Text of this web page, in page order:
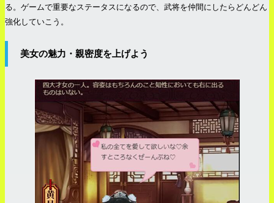
る。ゲームで重要なステータスになるので、武将を仲間にしたらどんどん
強化していこう。
美女の魅力・親密度を上げよう